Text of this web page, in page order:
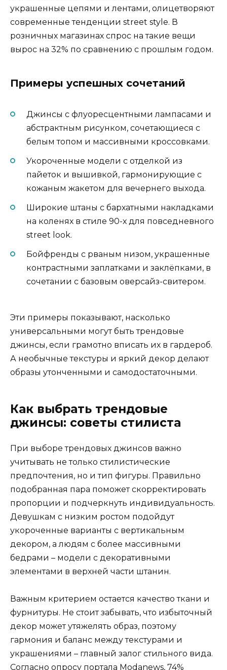
украшенные цепями и лентами, олицетворяют
современные тенденции street style. В
розничных магазинах спрос на такие вещи
вырос на 32% по сравнению с прошлым годом.
Примеры успешных сочетаний
Джинсы с флуоресцентными лампасами и
абстрактным рисунком, сочетающиеся с
белым топом и массивными кроссовками.
Укороченные модели с отделкой из
пайеток и вышивкой, гармонирующие с
кожаным жакетом для вечернего выхода.
Широкие штаны с бархатными накладками
на коленях в стиле 90-х для повседневного
street look.
Бойфренды с рваным низом, украшенные
контрастными заплатками и заклёпками, в
сочетании с базовым оверсайз-свитером.
Эти примеры показывают, насколько
универсальными могут быть трендовые
джинсы, если грамотно вписать их в гардероб.
А необычные текстуры и яркий декор делают
образы утонченными и самодостаточными.
Как выбрать трендовые
джинсы: советы стилиста
При выборе трендовых джинсов важно
учитывать не только стилистические
предпочтения, но и тип фигуры. Правильно
подобранная пара поможет скорректировать
пропорции и подчеркнуть индивидуальность.
Девушкам с низким ростом подойдут
укороченные варианты с вертикальным
декором, а людям с более массивными
бедрами – модели с декоративными
элементами в верхней части штанин.
Важным критерием остается качество ткани и
фурнитуры. Не стоит забывать, что избыточный
декор может утяжелять образ, поэтому
гармония и баланс между текстурами и
украшениями – главный залог стильного вида.
Согласно опросу портала Modanews, 74%